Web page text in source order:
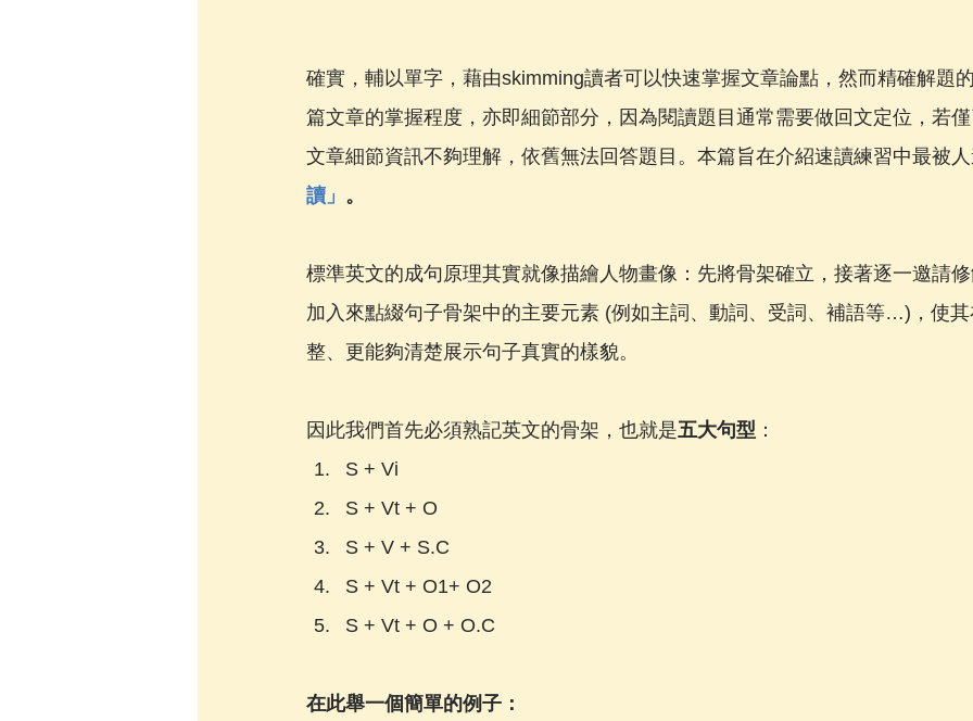
確實，輔以單字，藉由skimming讀者可以快速掌握文章論點，然而精確解題
篇文章的掌握程度，亦即細節部分，因為閱讀題目通常需要做回文定位，若
文章細節資訊不夠理解，依舊無法回答題目。本篇旨在介紹速讀練習中最被
讀」 。
標準英文的成句原理其實就像描繪人物畫像：先將骨架確立，接著逐一邀請
加入來點綴句子骨架中的主要元素 (例如主詞、動詞、受詞、補語等…)，使
整、更能夠清楚展示句子真實的樣貌。
因此我們首先必須熟記英文的骨架，也就是五大句型 ：
S + Vi
S + Vt + O
S + V + S.C
S + Vt + O1+ O2
S + Vt + O + O.C
在此舉一個簡單的例子：